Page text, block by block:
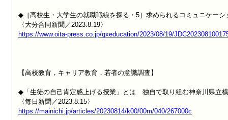
◆［高校生・大学生の就職戦線を探る・5］求められるコミュニケー
https://www.oita-press.co.jp/gxeducation/2023/08/19/
【高校教育，キャリア教育，若者の意識調査】
◆「生徒の自己肯定感上げる授業」とは　独自で取り組む神奈川県立
https://mainichi.jp/articles/20230814/k00/00m/040/267000c